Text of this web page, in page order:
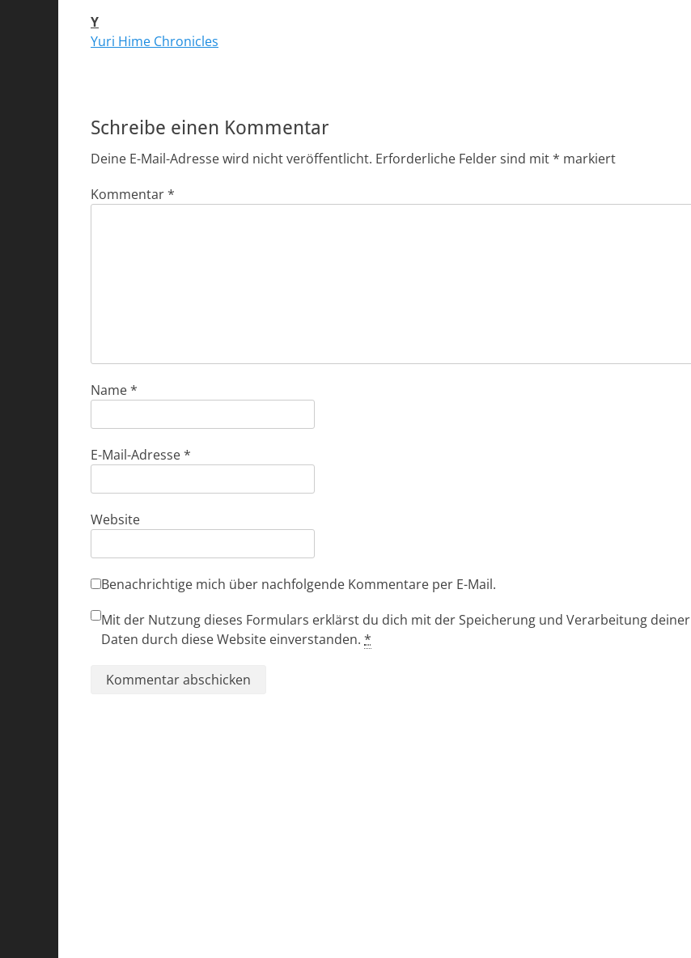
Y
Yuri Hime Chronicles
Schreibe einen Kommentar
Deine E-Mail-Adresse wird nicht veröffentlicht. Erforderliche Felder sind mit* markiert
Kommentar*
Name*
E-Mail-Adresse*
Website
Benachrichtige mich über nachfolgende Kommentare per E-Mail.
Mit der Nutzung dieses Formulars erklärst du dich mit der Speicherung und Verarbeitung deiner
Daten durch diese Website einverstanden. *